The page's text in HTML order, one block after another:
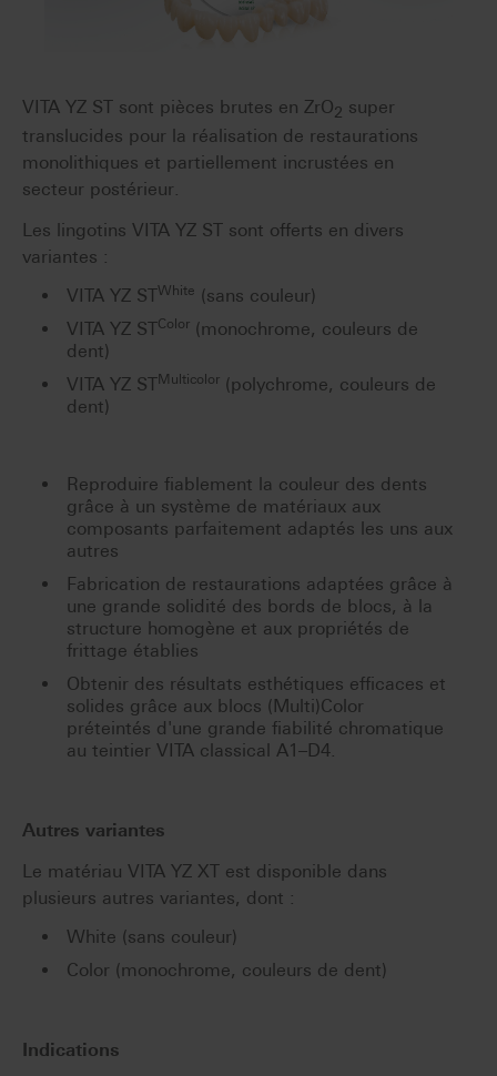
VITA YZ ST sont pièces brutes en ZrO2 super
translucides pour la réalisation de restaurations
monolithiques et partiellement incrustées en
secteur postérieur.
Les lingotins VITA YZ ST sont offerts en divers
variantes :
VITA YZ STWhite (sans couleur)
VITA YZ STColor (monochrome, couleurs de
dent)
VITA YZ STMulticolor (polychrome, couleurs de
dent)
Reproduire fiablement la couleur des dents
grâce à un système de matériaux aux
composants parfaitement adaptés les uns aux
autres
Fabrication de restaurations adaptées grâce à
une grande solidité des bords de blocs, à la
structure homogène et aux propriétés de
frittage établies
Obtenir des résultats esthétiques efficaces et
solides grâce aux blocs (Multi)Color
préteintés d'une grande fiabilité chromatique
au teintier VITA classical A1–D4.
Autres variantes
Le matériau VITA YZ XT est disponible dans
plusieurs autres variantes, dont :
White (sans couleur)
Color (monochrome, couleurs de dent)
Indications